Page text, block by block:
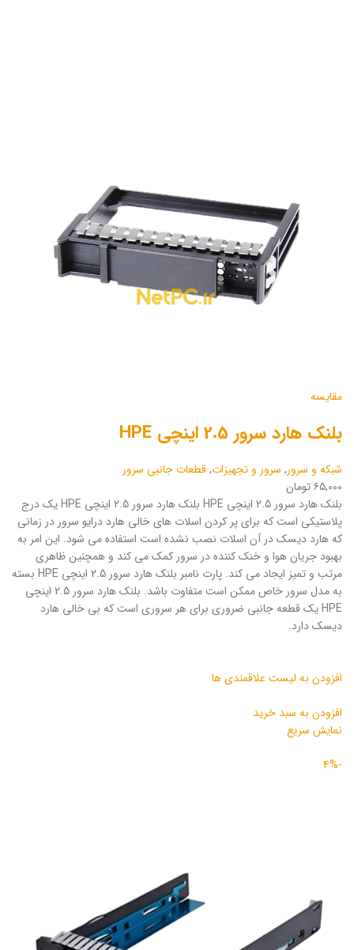
مقایسه
بلنک هارد سرور 2.5 اینچی HPE
شبکه و سرور, سرور و تجهیزات,قطعات جانبی سرور
۶۵,۰۰۰ تومان
بلنک هارد سرور 2.5 اینچی HPE بلنک هارد سرور 2.5 اینچی HPE یک درج
پلاستیکی است که برای پر کردن اسلات های خالی هارد درایو سرور در زمانی
که هارد دیسک در آن اسلات نصب نشده است استفاده می شود. این امر به
بهبود جریان هوا و خنک کننده در سرور کمک می کند و همچنین ظاهری
مرتب و تمیز ایجاد می کند. پارت نامبر بلنک هارد سرور 2.5 اینچی HPE بسته
به مدل سرور خاص ممکن است متفاوت باشد. بلنک هارد سرور 2.5 اینچی
HPE یک قطعه جانبی ضروری برای هر سروری است که بی خالی هارد
دیسک دارد.
افزودن به لیست علاقمندی ها
افزودن به سبد خرید
نمایش سریع
-4%